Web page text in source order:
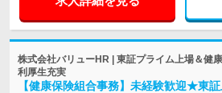
株式会社バリューHR | 東証プライム上場＆健
利厚生充実
【健康保険組合事務】未経験歓迎★東